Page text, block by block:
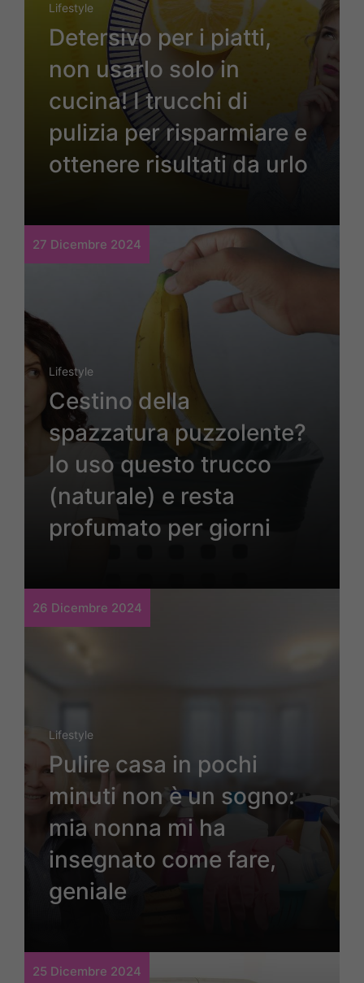
Lifestyle
Detersivo per i piatti,
non usarlo solo in
cucina! I trucchi di
pulizia per risparmiare e
ottenere risultati da urlo
27 Dicembre 2024
Lifestyle
Cestino della
spazzatura puzzolente?
Io uso questo trucco
(naturale) e resta
profumato per giorni
26 Dicembre 2024
Lifestyle
Pulire casa in pochi
minuti non è un sogno:
mia nonna mi ha
insegnato come fare,
geniale
25 Dicembre 2024